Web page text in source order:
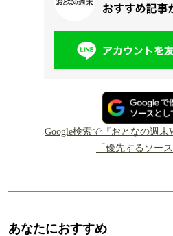
Google検索で『おとなの週末
「優先するソー
あなたにおすすめ